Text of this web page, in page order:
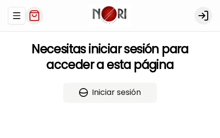
Abrir menu de navegación Login
Necesitas iniciar sesión para
acceder a esta página
Iniciar sesión